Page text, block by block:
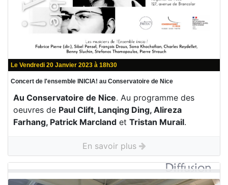
Le Vendredi 20 Janvier 2023 à 18h30
Concert de l'ensemble INICIA! au Conservatoire de Nice
Au Conservatoire de Nice. Au programme des
oeuvres de Paul Clift, Lanqing Ding, Alireza
Farhang, Patrick Marcland et Tristan Murail.
En savoir plus